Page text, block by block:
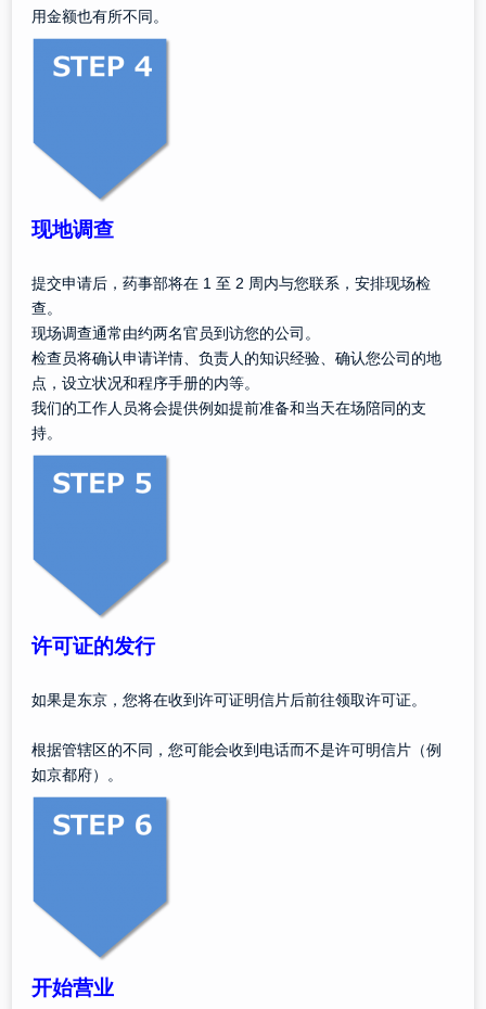
用金额也有所不同。
现地调查
提交申请后，药事部将在 1 至 2 周内与您联系，安排现场检
查。
现场调查通常由约两名官员到访您的公司。
检查员将确认申请详情、负责人的知识经验、确认您公司的地
点，设立状况和程序手册的内等。
我们的工作人员将会提供例如提前准备和当天在场陪同的支
持。
许可证的发行
如果是东京，您将在收到许可证明信片后前往领取许可证。
根据管辖区的不同，您可能会收到电话而不是许可明信片（例
如京都府）。
开始营业